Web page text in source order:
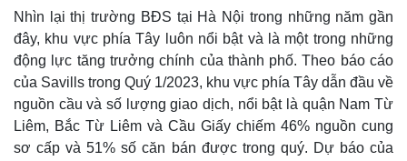
Nhìn lại thị trường BĐS tại Hà Nội trong những năm gần
đây, khu vực phía Tây luôn nổi bật và là một trong những
động lực tăng trưởng chính của thành phố. Theo báo cáo
của Savills trong Quý 1/2023, khu vực phía Tây dẫn đầu về
nguồn cầu và số lượng giao dịch, nổi bật là quận Nam Từ
Liêm, Bắc Từ Liêm và Cầu Giấy chiếm 46% nguồn cung
sơ cấp và 51% số căn bán được trong quý. Dự báo của